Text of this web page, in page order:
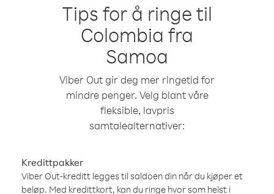
Tips for å ringe til
Colombia fra
Samoa
Viber Out gir deg mer ringetid for
mindre penger. Velg blant våre
fleksible, lavpris
samtalealternativer:
Kredittpakker
Viber Out-kreditt legges til saldoen din når du kjøper et
beløp. Med kredittkort, kan du ringe hvor som helst i